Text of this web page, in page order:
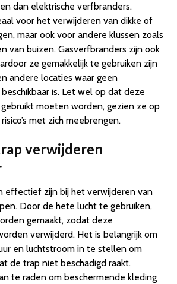
dan elektrische verfbranders.
voor het verwijderen van dikke of
maar ook voor andere klussen zoals
van buizen. Gasverfbranders zijn ook
ze gemakkelijk te gebruiken zijn
andere locaties waar geen
is. Let wel op dat deze
moeten worden, gezien ze op
met zich meebrengen.
verwijderen
effectief zijn bij het verwijderen van
Door de hete lucht te gebruiken,
gemaakt, zodat deze
verwijderd. Het is belangrijk om
en luchtstroom in te stellen om
de trap niet beschadigd raakt.
te raden om beschermende kleding